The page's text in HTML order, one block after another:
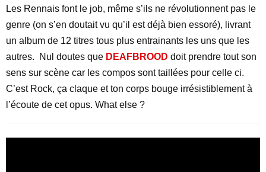
Les Rennais font le job, même s’ils ne révolutionnent pas le
genre (on s’en doutait vu qu’il est déjà bien essoré), livrant
un album de 12 titres tous plus entrainants les uns que les
autres. Nul doutes que DEAFBROOD doit prendre tout son
sens sur scène car les compos sont taillées pour celle ci.
C’est Rock, ça claque et ton corps bouge irrésistiblement à
l’écoute de cet opus. What else ?